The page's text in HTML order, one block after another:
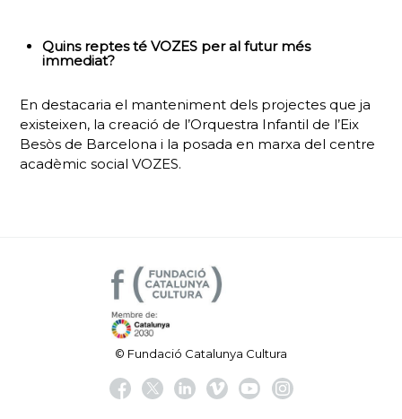
Quins reptes té VOZES per al futur més
immediat?
En destacaria el manteniment dels projectes que ja
existeixen, la creació de l’Orquestra Infantil de l’Eix
Besòs de Barcelona i la posada en marxa del centre
acadèmic social VOZES.
© Fundació Catalunya Cultura